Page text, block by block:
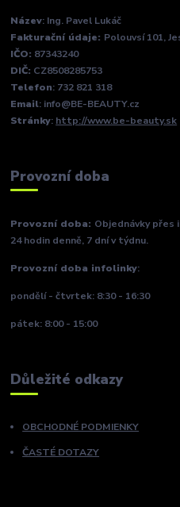
Název: Ing. Pavel Lukáč
Fakturační údaje: Polouvsí 101,
IČO: 87343240
DIČ: CZ8508285753
Telefon: 732 821 318
Email: info@BE-BEAUTY.cz
Stránky: http://www.be-beauty.sk
Provozní doba
Provozní doba: Objednávky přes
24 hodin denně, 7 dní v týdnu.
Provozní doba infolinky:
pondělí - čtvrtek: 8:30 - 16:30
pátek: 8:00 - 15:00
Důležité odkazy
OBCHODNÉ PODMIENKY
ČASTÉ DOTAZY